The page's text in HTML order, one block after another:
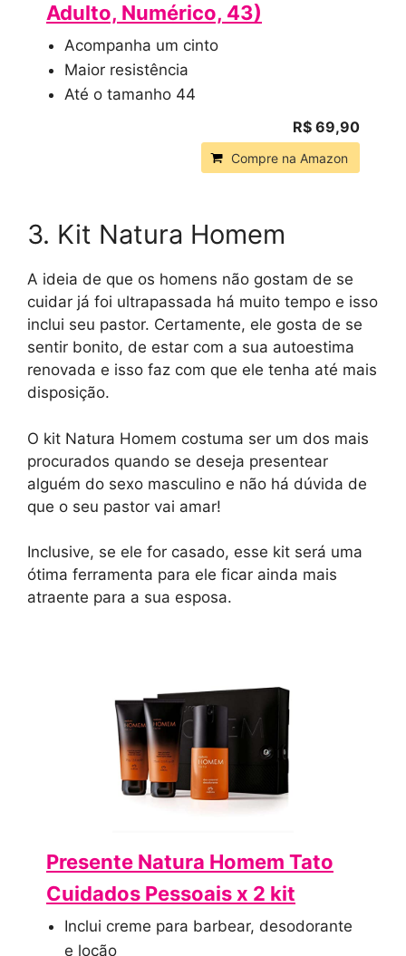
Adulto, Numérico, 43)
Acompanha um cinto
Maior resistência
Até o tamanho 44
R$ 69,90
Compre na Amazon
3. Kit Natura Homem
A ideia de que os homens não gostam de se
cuidar já foi ultrapassada há muito tempo e isso
inclui seu pastor. Certamente, ele gosta de se
sentir bonito, de estar com a sua autoestima
renovada e isso faz com que ele tenha até mais
disposição.
O kit Natura Homem costuma ser um dos mais
procurados quando se deseja presentear
alguém do sexo masculino e não há dúvida de
que o seu pastor vai amar!
Inclusive, se ele for casado, esse kit será uma
ótima ferramenta para ele ficar ainda mais
atraente para a sua esposa.
Presente Natura Homem Tato
Cuidados Pessoais x 2 kit
Inclui creme para barbear, desodorante
e loção